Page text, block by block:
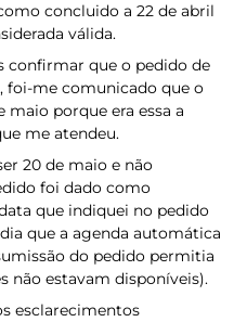
concluido a 22 de abril
válida.
confirmar que o pedido de
foi-me comunicado que o
maio porque era essa a
me atendeu.
20 de maio e não
foi dado como
que indiquei no pedido
que a agenda automática
do pedido permitia
não estavam disponíveis).
esclarecimentos